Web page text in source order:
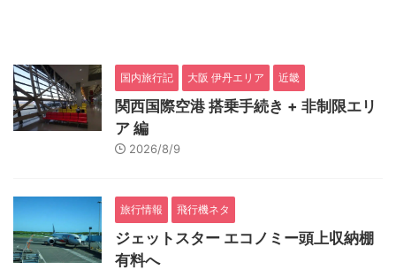
国内旅行記 大阪 伊丹エリア 近畿
関西国際空港 搭乗手続き + 非制限エリ
ア 編
2026/8/9
旅行情報 飛行機ネタ
ジェットスター エコノミー頭上収納棚
有料へ